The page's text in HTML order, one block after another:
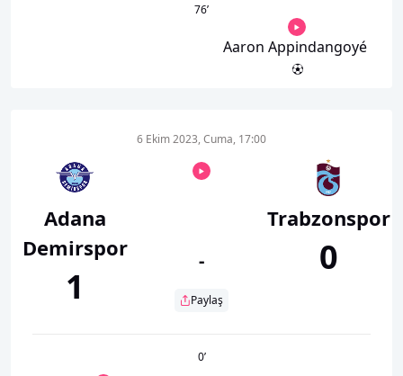
76’
Aaron Appindangoyé
Adana
Demirspor
1
6 Ekim 2023, Cuma, 17:00
-
Paylaş
Trabzonspor
0
0’